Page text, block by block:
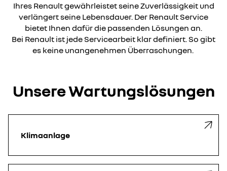
Ihres Renault gewährleistet seine Zuverlässigkeit und
verlängert seine Lebensdauer. Der Renault Service
bietet Ihnen dafür die passenden Lösungen an.
Bei Renault ist jede Servicearbeit klar definiert. So gibt
es keine unangenehmen Überraschungen.
Unsere Wartungslösungen
Klimaanlage